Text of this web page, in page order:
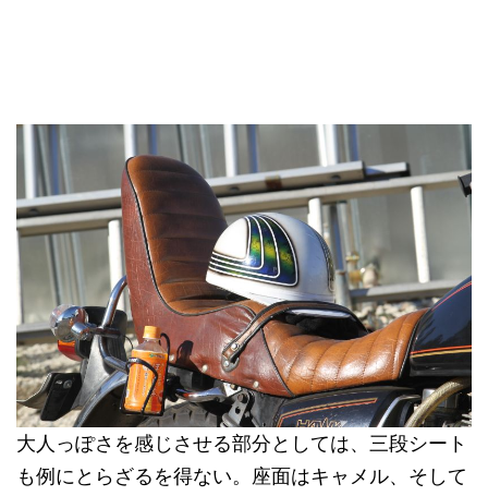
大人っぽさを感じさせる部分としては、三段シート
も例にとらざるを得ない。座面はキャメル、そして